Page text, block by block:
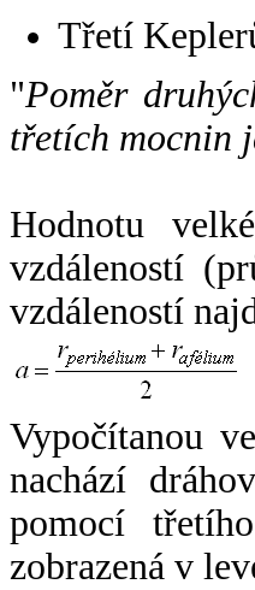
Třetí
"Poměr
třetích mocnin
Hodnotu
vzdáleností
vzdáleností
Vypočítanou
nachází
pomocí
zobrazená v